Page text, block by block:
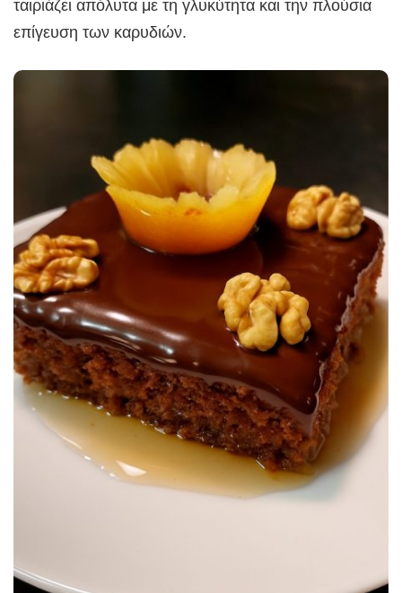
ταιριάζει απόλυτα με τη γλυκύτητα και την πλούσια
επίγευση των καρυδιών.